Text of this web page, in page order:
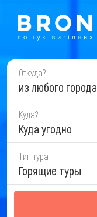
Откуда?
из любого города
Куда?
Куда угодно
Тип тура
Горящие туры